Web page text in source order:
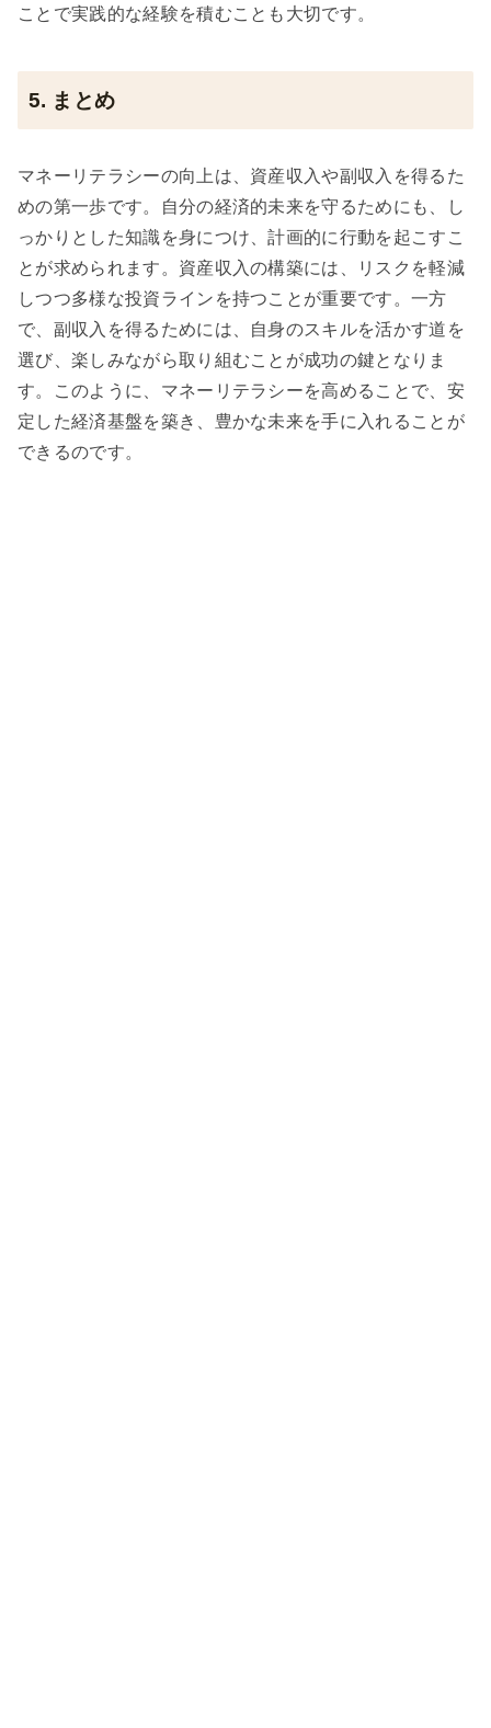
ことで実践的な経験を積むことも大切です。
5. まとめ
マネーリテラシーの向上は、資産収入や副収入を得るた
めの第一歩です。自分の経済的未来を守るためにも、し
っかりとした知識を身につけ、計画的に行動を起こすこ
とが求められます。資産収入の構築には、リスクを軽減
しつつ多様な投資ラインを持つことが重要です。一方
で、副収入を得るためには、自身のスキルを活かす道を
選び、楽しみながら取り組むことが成功の鍵となりま
す。このように、マネーリテラシーを高めることで、安
定した経済基盤を築き、豊かな未来を手に入れることが
できるのです。